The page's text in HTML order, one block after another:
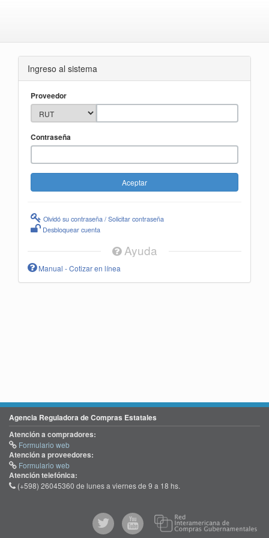
Ingreso al sistema
Proveedor
Contraseña
Olvidó su contraseña / Solicitar contraseña
Desbloquear cuenta
Ayuda
Manual - Cotizar en línea
Agencia Reguladora de Compras Estatales
Atención a compradores:
Formulario web
Atención a proveedores:
Formulario web
Atención telefónica:
(+598) 26045360 de lunes a viernes de 9 a 18 hs.
@comprasgubuy
ACCE